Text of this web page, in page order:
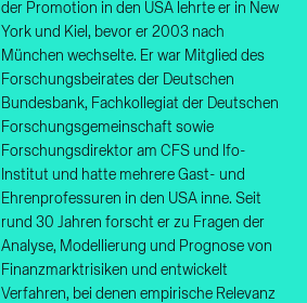
der Promotion in den USA lehrte er in New
York und Kiel, bevor er 2003 nach
München wechselte. Er war Mitglied des
Forschungsbeirates der Deutschen
Bundesbank, Fachkollegiat der Deutschen
Forschungsgemeinschaft sowie
Forschungsdirektor am CFS und Ifo-
Institut und hatte mehrere Gast- und
Ehrenprofessuren in den USA inne. Seit
rund 30 Jahren forscht er zu Fragen der
Analyse, Modellierung und Prognose von
Finanzmarktrisiken und entwickelt
Verfahren, bei denen empirische Relevanz